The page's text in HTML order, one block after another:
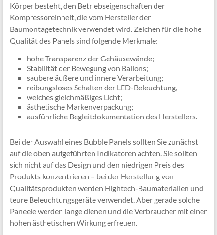
Körper besteht, den Betriebseigenschaften der
Kompressoreinheit, die vom Hersteller der
Baumontagetechnik verwendet wird. Zeichen für die hohe
Qualität des Panels sind folgende Merkmale:
hohe Transparenz der Gehäusewände;
Stabilität der Bewegung von Ballons;
saubere äußere und innere Verarbeitung;
reibungsloses Schalten der LED-Beleuchtung,
weiches gleichmäßiges Licht;
ästhetische Markenverpackung;
ausführliche Begleitdokumentation des Herstellers.
Bei der Auswahl eines Bubble Panels sollten Sie zunächst
auf die oben aufgeführten Indikatoren achten. Sie sollten
sich nicht auf das Design und den niedrigen Preis des
Produkts konzentrieren – bei der Herstellung von
Qualitätsprodukten werden Hightech-Baumaterialien und
teure Beleuchtungsgeräte verwendet. Aber gerade solche
Paneele werden lange dienen und die Verbraucher mit einer
hohen ästhetischen Wirkung erfreuen.